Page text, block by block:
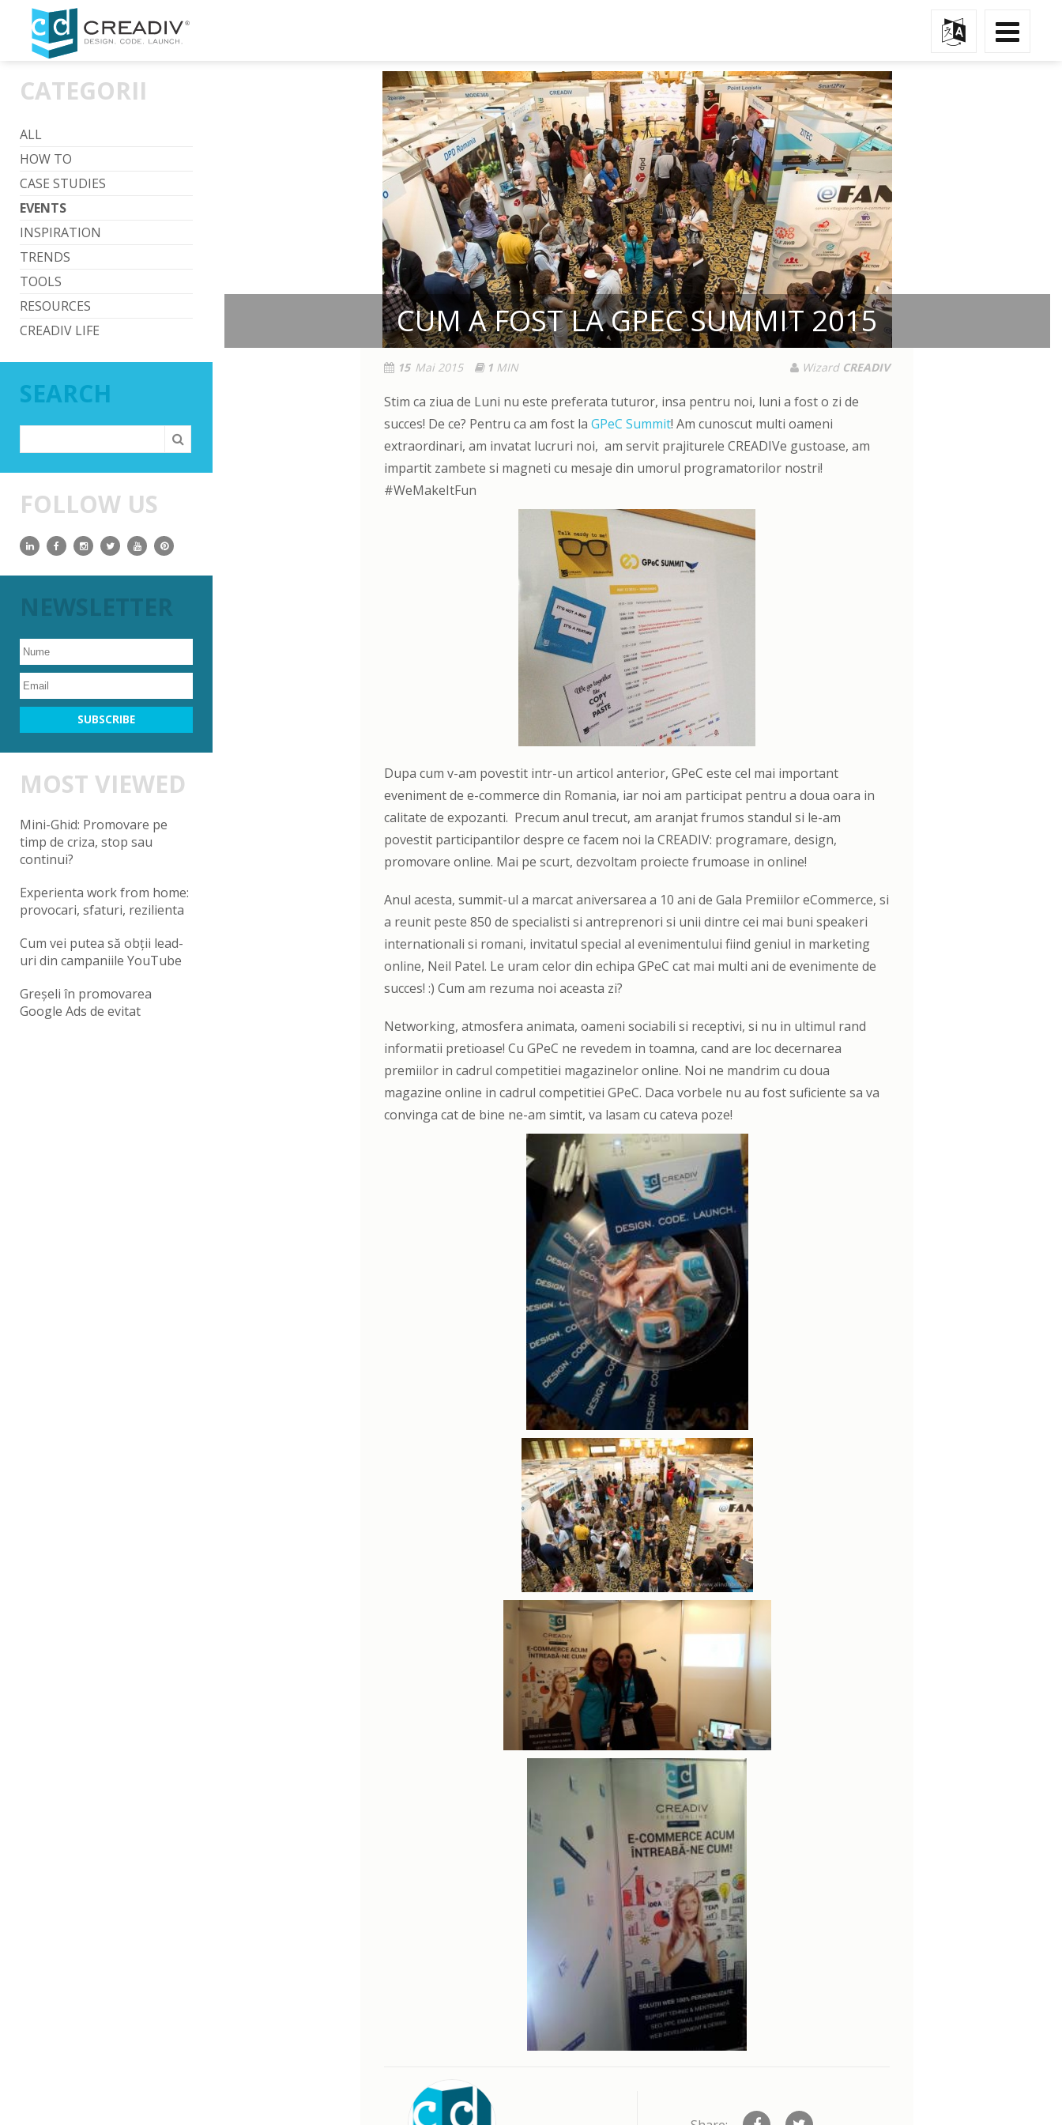
CATEGORII
ALL
HOW TO
CASE STUDIES
EVENTS
INSPIRATION
TRENDS
TOOLS
RESOURCES
CREADIV LIFE
SEARCH
FOLLOW US
MOST VIEWED
Mini-Ghid: Promovare pe
timp de criza, stop sau
continui?
Experienta work from home:
provocari, sfaturi, rezilienta
Cum vei putea să obții lead-
uri din campaniile YouTube
Greșeli în promovarea
Google Ads de evitat
CUM A FOST LA GPEC SUMMIT 2015
15 Mai 2015 1 MIN Wizard CREADIV
Stim ca ziua de Luni nu este preferata tuturor, insa pentru noi, luni a fost o zi de
succes! De ce? Pentru ca am fost laGPeC Summit! Am cunoscut multi oameni
extraordinari, am invatat lucruri noi, am servit prajiturele CREADIVe gustoase, am
impartit zambete si magneti cu mesaje din umorul programatorilor nostri!
#WeMakeItFun
Dupa cum v-am povestit intr-un articol anterior, GPeC este cel mai important
eveniment de e-commerce din Romania, iar noi am participat pentru a doua oara in
calitate de expozanti. Precum anul trecut, am aranjat frumos standul si le-am
povestit participantilor despre ce facem noi la CREADIV: programare, design,
promovare online. Mai pe scurt, dezvoltam proiecte frumoase in online!
Anul acesta, summit-ul a marcat aniversarea a 10 ani de Gala Premiilor eCommerce, si
a reunit peste 850 de specialisti si antreprenori si unii dintre cei mai buni speakeri
internationali si romani, invitatul special al evenimentului fiind geniul in marketing
online, Neil Patel. Le uram celor din echipa GPeC cat mai multi ani de evenimente de
succes! :) Cum am rezuma noi aceasta zi?
Networking, atmosfera animata, oameni sociabili si receptivi, si nu in ultimul rand
informatii pretioase! Cu GPeC ne revedem in toamna, cand are loc decernarea
premiilor in cadrul competitiei magazinelor online. Noi ne mandrim cu doua
magazine online in cadrul competitiei GPeC. Daca vorbele nu au fost suficiente sa va
convinga cat de bine ne-am simtit, va lasam cu cateva poze!